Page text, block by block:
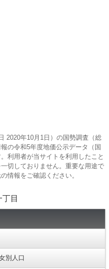
2020年10月1日）の国勢調査（総
の令和5年度地価公示データ（国
利用者が当サイトを利用したこと
切しておりません。重要な用途で
情報をご確認ください。
目
別人口